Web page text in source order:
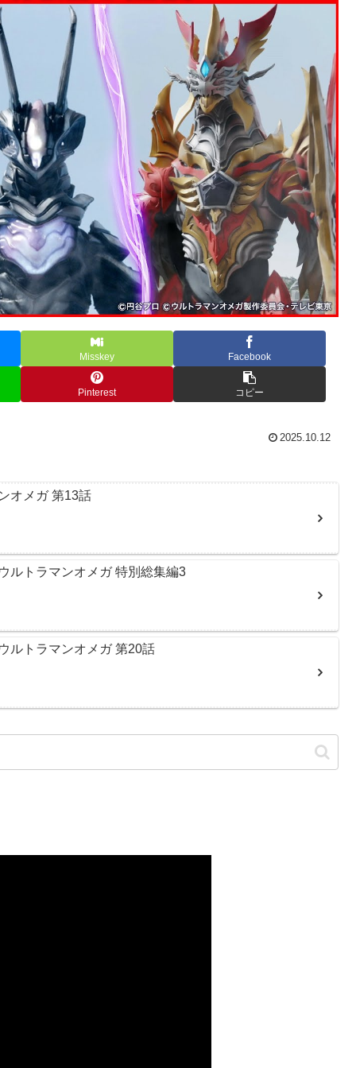
Misskey Facebook
Pinterest コピー
2025.10.12
オメガ 第13話
ルトラマンオメガ 特別総集編3
ルトラマンオメガ 第20話